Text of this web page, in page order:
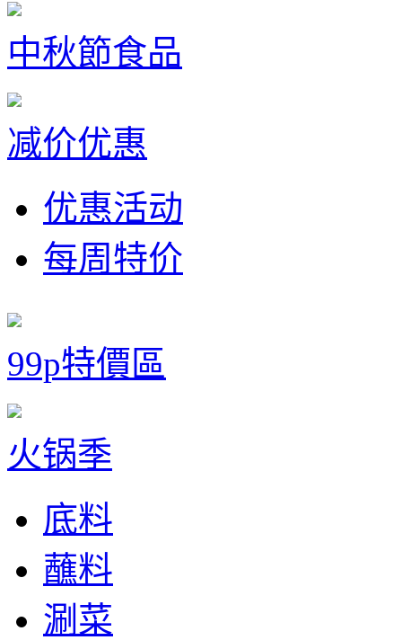
中秋節食品
减价优惠
优惠活动
每周特价
99p特價區
火锅季
底料
蘸料
涮菜